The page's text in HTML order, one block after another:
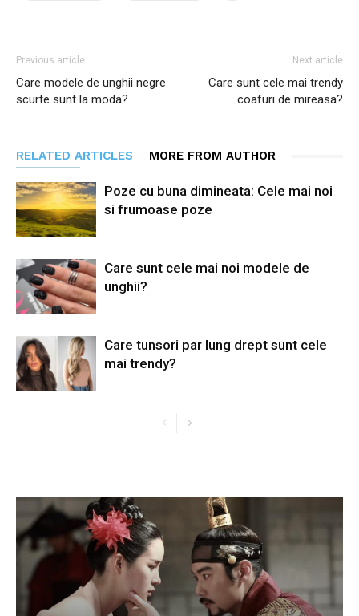
Previous article
Care modele de unghii negre
scurte sunt la moda?
Next article
Care sunt cele mai trendy
coafuri de mireasa?
RELATED ARTICLES MORE FROM AUTHOR
Poze cu buna dimineata: Cele mai noi
si frumoase poze
Care sunt cele mai noi modele de
unghii?
Care tunsori par lung drept sunt cele
mai trendy?